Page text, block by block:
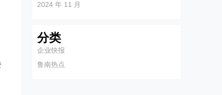
2024 年 11 月
分类
企业快报
鲁南热点